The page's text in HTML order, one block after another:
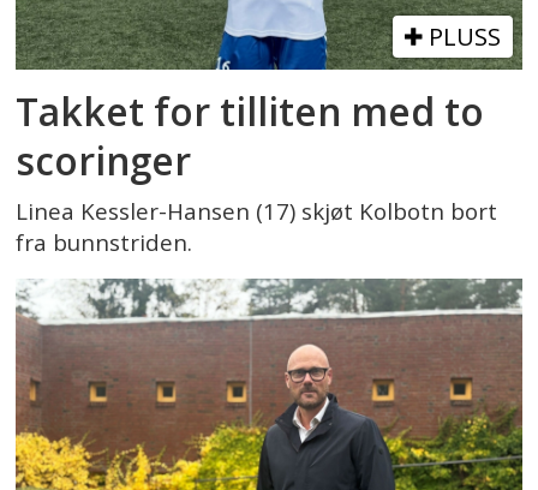
PLUSS
Takket for tilliten med to
scoringer
Linea Kessler-Hansen (17) skjøt Kolbotn bort
fra bunnstriden.